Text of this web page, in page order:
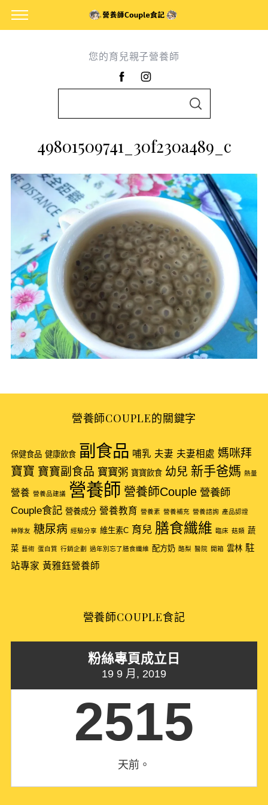
您的育兒親子營養師
r
h
f
o
r
:
S
C
H
49801509741_30f230a489_c
營養師COUPLE的關鍵字
保健食品 健康飲食 副食品 哺乳 夫妻 夫妻相處 媽咪拜
寶寶 寶寶副食品 寶寶粥 寶寶飲食 幼兒 新手爸媽 熱量
營養 營養品建議 營養師 營養師Couple 營養師
Couple食記 營養成分 營養教育 營養素 營養補充 營養諮詢 產品認證
神隊友 糖尿病 經驗分享 維生素C 育兒 膳食纖維 臨床 菇類 蔬
菜 藝術 蛋白質 行銷企劃 過年別忘了膳食纖維 配方奶 酪梨 醫院 開箱 雲林 駐
站專家 黃雅鈺營養師
營養師COUPLE食記
粉絲專頁成立日
19 9 月, 2019
2515
天前。
e
a
c
h
o
r